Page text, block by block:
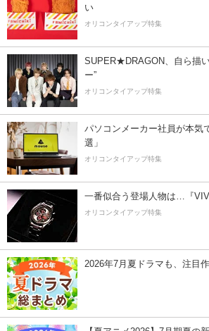
い
オリコンタイアップ特集
SUPER★DRAGON、自ら描
ー”
オリコンタイアップ特集
パソコンメーカー社員が本気
選」
オリコンタイアップ特集
一番似合う登場人物は…『
オリコンタイアップ特集
2026年7月夏ドラマも、注目